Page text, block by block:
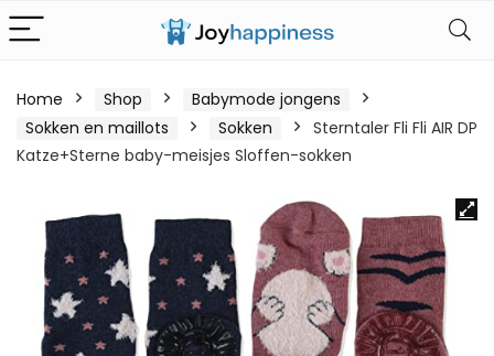
Home Shop
Babymode jongens
Sokken en maillots
Sokken
Sterntaler Fli Fli AIR DP
Katze+Sterne baby-meisjes Sloffen-sokken